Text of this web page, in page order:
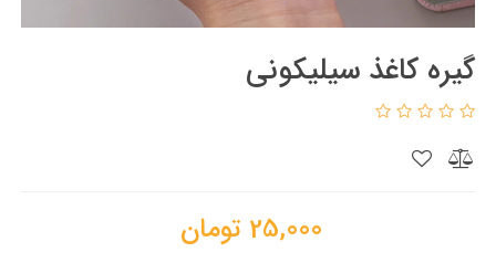
گیره کاغذ سیلیکونی
25,000 تومان